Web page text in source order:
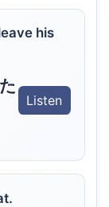
his
Listen